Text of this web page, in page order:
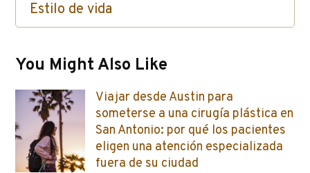
Estilo de vida
You Might Also Like
Viajar desde Austin para
someterse a una cirugía plástica en
San Antonio: por qué los pacientes
eligen una atención especializada
fuera de su ciudad